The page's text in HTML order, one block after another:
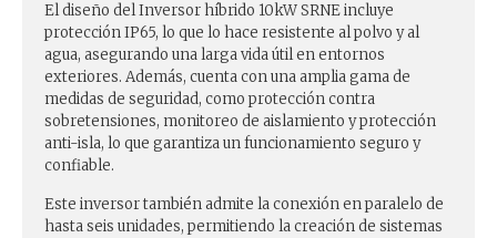
El diseño del Inversor híbrido 10kW SRNE incluye
protección IP65, lo que lo hace resistente al polvo y al
agua, asegurando una larga vida útil en entornos
exteriores. Además, cuenta con una amplia gama de
medidas de seguridad, como protección contra
sobretensiones, monitoreo de aislamiento y protección
anti-isla, lo que garantiza un funcionamiento seguro y
confiable.
Este inversor también admite la conexión en paralelo de
hasta seis unidades, permitiendo la creación de sistemas